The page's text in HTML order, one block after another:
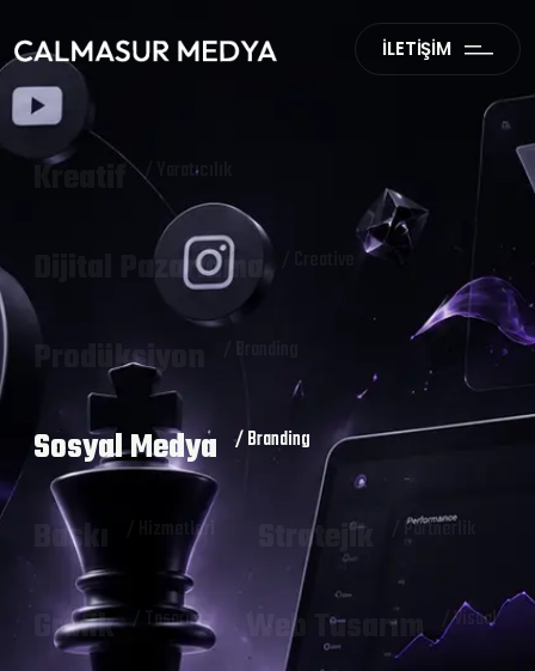
İLETİŞİM
Kreatif / Yaratıcılık
Dijital Pazarlama
Prodüksiyon
Sosyal Medya / Branding
Baskı / Hizmetleri Stratejik / Partnerlik
Grafik / Tasarım Web Tasarım / Visual